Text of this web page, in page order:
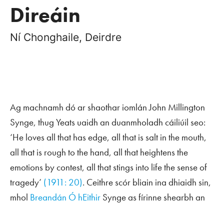
Direáin
Ní Chonghaile, Deirdre
Ag machnamh dó ar shaothar iomlán John Millington
Synge, thug Yeats uaidh an duanmholadh cáiliúil seo:
‘He loves all that has edge, all that is salt in the mouth,
all that is rough to the hand, all that heightens the
emotions by contest, all that stings into life the sense of
tragedy’ (1911: 20). Ceithre scór bliain ina dhiaidh sin,
mhol Breandán Ó hEithir Synge as fírinne shearbh an